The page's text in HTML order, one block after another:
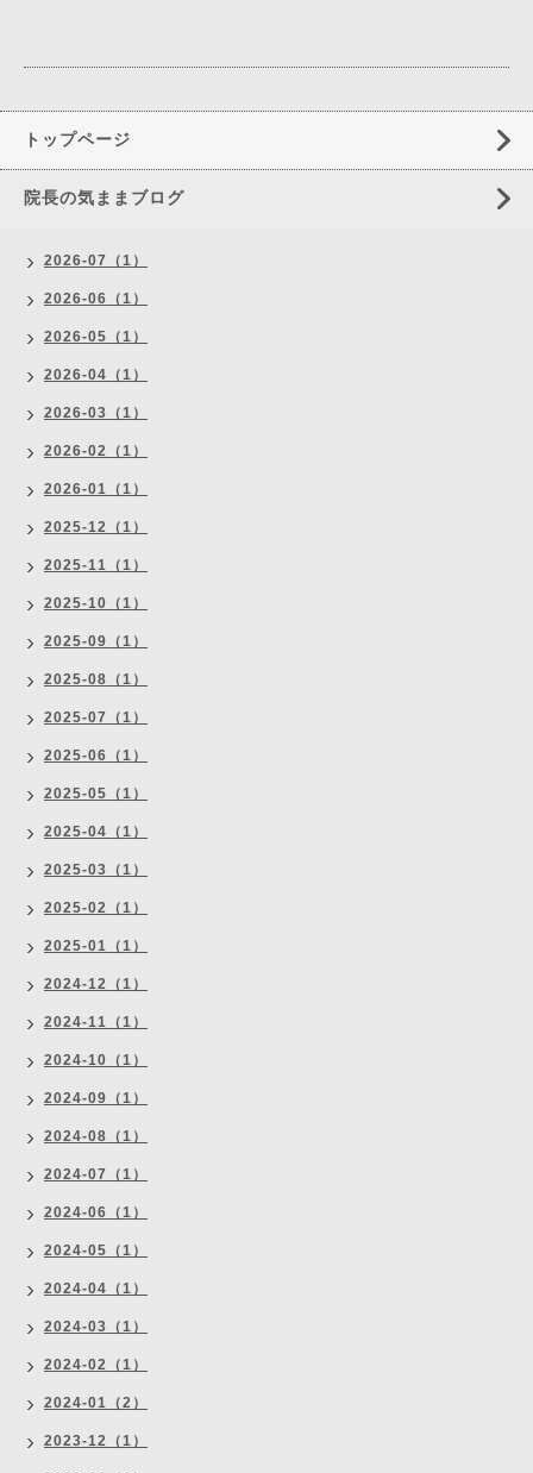
トップページ
院長の気ままブログ
2026-07（1）
2026-06（1）
2026-05（1）
2026-04（1）
2026-03（1）
2026-02（1）
2026-01（1）
2025-12（1）
2025-11（1）
2025-10（1）
2025-09（1）
2025-08（1）
2025-07（1）
2025-06（1）
2025-05（1）
2025-04（1）
2025-03（1）
2025-02（1）
2025-01（1）
2024-12（1）
2024-11（1）
2024-10（1）
2024-09（1）
2024-08（1）
2024-07（1）
2024-06（1）
2024-05（1）
2024-04（1）
2024-03（1）
2024-02（1）
2024-01（2）
2023-12（1）